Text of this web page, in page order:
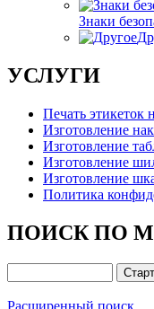
Знаки
УСЛУГИ
Печать этикеток
Изготовление
Изготовление
Изготовление
Изготовление
Политика
ПОИСК ПО
Расширенный поиск